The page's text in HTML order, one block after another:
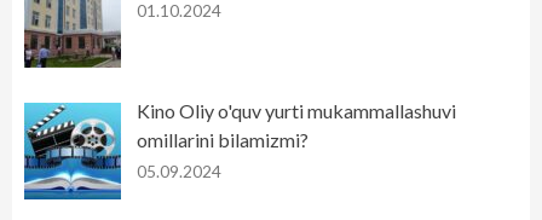
01.10.2024
Kino Oliy o'quv yurti mukammallashuvi
omillarini bilamizmi?
05.09.2024